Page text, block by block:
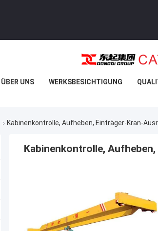
ÜBER UNS WERKSBESICHTIGUNG
Kabinenkontrolle, Aufheben, Einträger-Kran-
Kabinenkontrolle,